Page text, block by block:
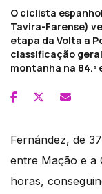
O ciclista
Tavira-Farense)
etapa da Volta a
classificação
montanha na 84.ª
Fernández, de
entre Mação e a
horas,